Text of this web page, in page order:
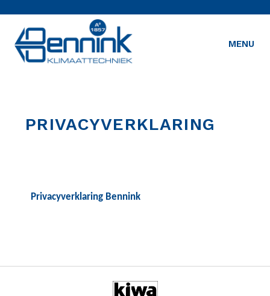
MENU
PRIVACYVERKLARING
Privacyverklaring Bennink